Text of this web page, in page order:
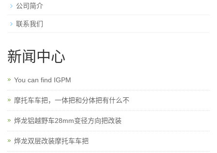
公司简介
联系我们
新闻中心
You can find IGPM
摩托车车把，一体把和分体把有什么不
烨龙铝越野车28mm变径方向把改装
烨龙双层改装摩托车车把